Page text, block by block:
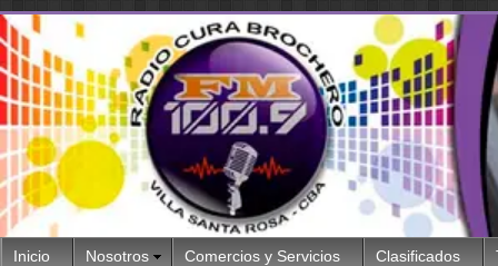
Inicio Nosotros Comercios y Servicios Clasificados